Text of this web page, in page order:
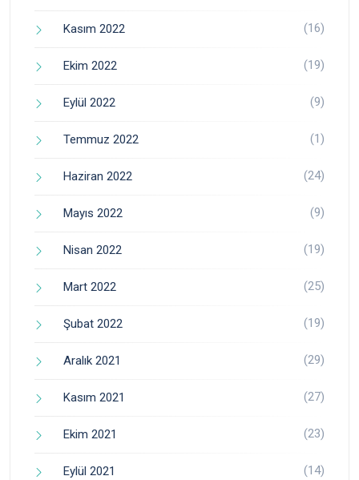
Kasım 2022 (16)
Ekim 2022 (19)
Eylül 2022 (9)
Temmuz 2022 (1)
Haziran 2022 (24)
Mayıs 2022 (9)
Nisan 2022 (19)
Mart 2022 (25)
Şubat 2022 (19)
Aralık 2021 (29)
Kasım 2021 (27)
Ekim 2021 (23)
Eylül 2021 (14)